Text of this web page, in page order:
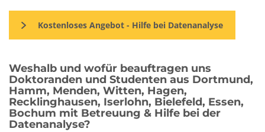
Kostenloses Angebot - Hilfe bei Datenanalyse
Weshalb und wofür beauftragen uns
Doktoranden und Studenten aus Dortmund,
Hamm, Menden, Witten, Hagen,
Recklinghausen, Iserlohn, Bielefeld, Essen,
Bochum mit Betreuung & Hilfe bei der
Datenanalyse?